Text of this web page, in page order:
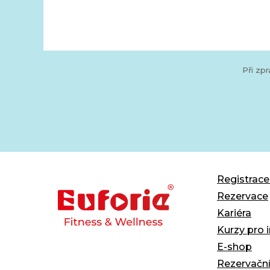
Při
Rezervace
Kariéra
Kurzy pro
E-shop